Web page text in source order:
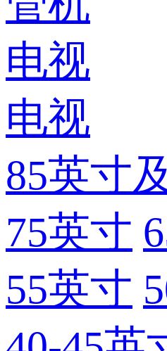
电视
电视
85英寸
75英寸
55英寸